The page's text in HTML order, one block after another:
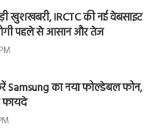
खुशखबरी, IRCTC की नई वेबसाइट
पहले से आसान और तेज
Samsung का नया फोल्डेबल फोन,